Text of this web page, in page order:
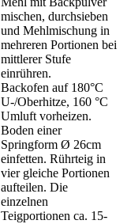
mischen, durchsieben
und Mehlmischung in
mehreren Portionen bei
mittlerer Stufe
einrühren.
Backofen auf 180°C
U-/Oberhitze, 160 °C
Umluft vorheizen.
Boden einer
Springform Ø 26cm
einfetten. Rührteig in
vier gleiche Portionen
aufteilen. Die
einzelnen
Teigportionen ca. 15-